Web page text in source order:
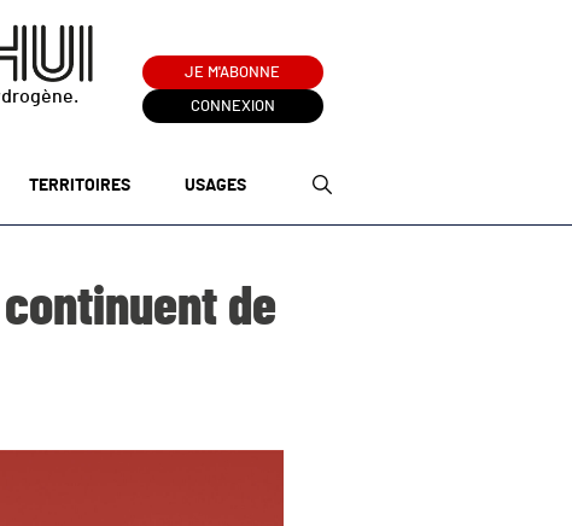
JE M'ABONNE
CONNEXION
TERRITOIRES USAGES
de